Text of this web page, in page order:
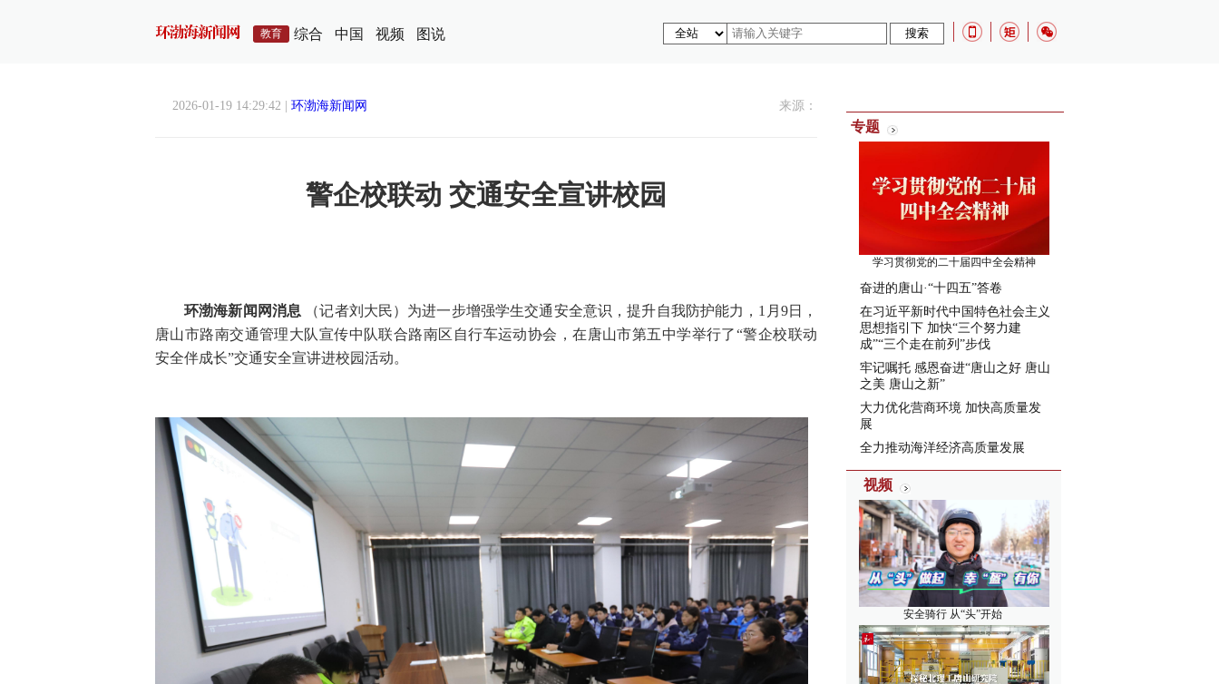
教育 综合 中国 视频 图说
2026-01-19 14:29:42 | 环渤海新闻网 来源：
警企校联动 交通安全宣讲校园
环渤海新闻网消息 （记者刘大民）为进一步增强学生交通安全意识，提升自我防护能力，1月9日，
唐山市路南交通管理大队宣传中队联合路南区自行车运动协会，在唐山市第五中学举行了“警企校联动
安全伴成长”交通安全宣讲进校园活动。
专题
学习贯彻党的二十届四中全会精神
奋进的唐山·“十四五”答卷
在习近平新时代中国特色社会主义
思想指引下 加快“三个努力建
成”“三个走在前列”步伐
牢记嘱托 感恩奋进“唐山之好 唐山
之美 唐山之新”
大力优化营商环境 加快高质量发
展
全力推动海洋经济高质量发展
视频
安全骑行 从“头”开始